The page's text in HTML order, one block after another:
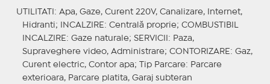
UTILITATI : Apa, Gaze, Curent 220V, Canalizare, Internet,
Hidranti;
INCALZIRE : Centrală proprie; COMBUSTIBIL
INCALZIRE : Gaze naturale; SERVICII : Paza,
Supraveghere video, Administrare; CONTORIZARE : Gaz,
Curent electric, Contor apa;
Tip Parcare: Parcare
exterioara, Parcare platita, Garaj subteran